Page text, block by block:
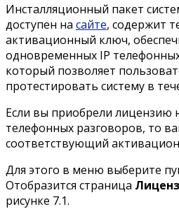
Инсталляционный пакет
доступен на сайте, содержит
активационный ключ,
одновременных IP
который позволяет
протестировать систему в
Если вы приобрели лицензию
телефонных разговоров, то
соответствующий
Для этого в меню выберите
Отобразится страница
рисунке 7.1.